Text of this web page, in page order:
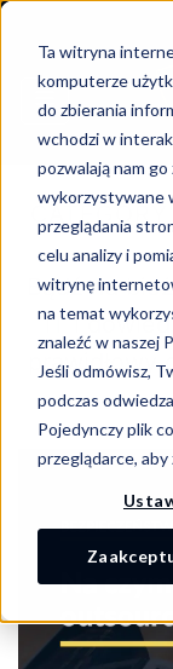
Ta witryna
komputerze
do zbierania
wchodzi w
pozwalają nam
wykorzystywane
przeglądania
celu analizy i
witrynę
na temat
znaleźć w naszej
Jeśli odmówisz,
podczas
Pojedynczy plik
przeglądarce,
-->
Skip
content
Bądź na
IT i